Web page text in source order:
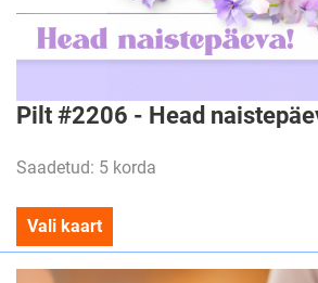
Pilt #2206 - Head
Saadetud: 5 korda
Vali kaart